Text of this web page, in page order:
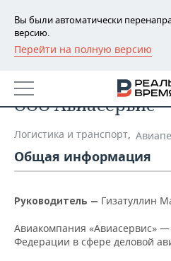
Вы были автоматически
версию.
Перейти на полную версию
РЕГИОНЫ
БАШКОРТОСТАН
ТАТАРСТАН
УДМУРТИЯ
НОВОСТИ
НОВОСТИ АНАЛИТИКИ
ВУЗЫ ТАТАРСТАНА
ЭКОНОМИКА
БАНКИ
ПРОМЫШЛЕННОСТИ
НОВОСТИ
АВТО
ООО Авиасервис
Логистика и транспорт,
Общая информация
Руководитель — Гизатуллин
Авиакомпания «Авиасервис»
Федерации в сфере деловой